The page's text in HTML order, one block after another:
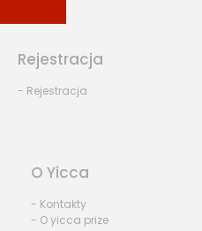
Rejestracja
- Rejestracja
O Yicca
- Kontakty
- O yicca prize